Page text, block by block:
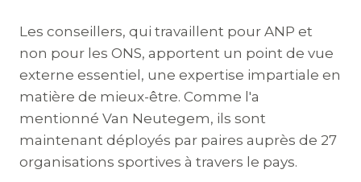
Les conseillers, qui travaillent pour ANP et
non pour les ONS, apportent un point de vue
externe essentiel, une expertise impartiale en
matière de mieux-être. Comme l'a
mentionné Van Neutegem, ils sont
maintenant déployés par paires auprès de 27
organisations sportives à travers le pays.